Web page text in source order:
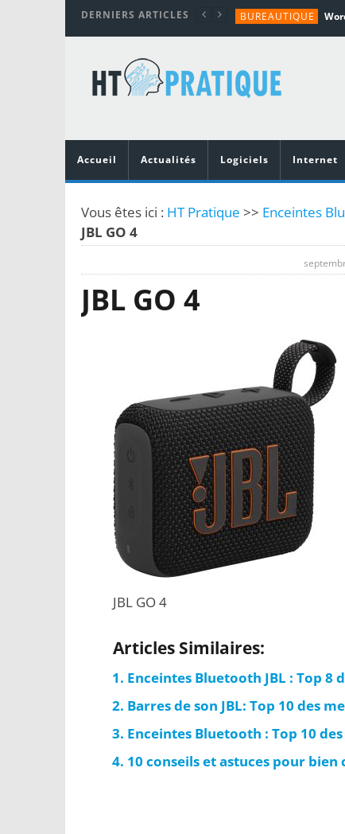
DERNIERS ARTICLES BUREAUTIQUE
TUTORIALS
MATÉRIEL
Accueil
Actualités Logiciels Internet
Vous êtes ici : HT Pratique >> Enceintes
JBL GO 4
JBL GO 4
JBL GO 4
Articles Similaires:
Enceintes Bluetooth JBL : Top
Barres de son JBL: Top 10 des
Enceintes Bluetooth : Top 10
10 conseils et astuces pour